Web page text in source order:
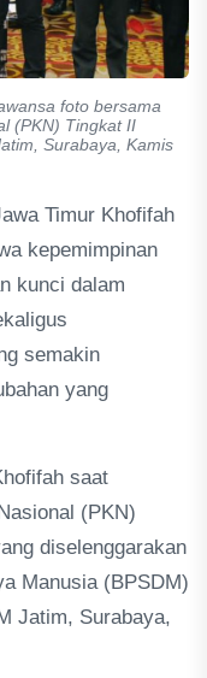
foto bersama
(PKN) Tingkat II
Surabaya, Kamis
Timur Khofifah
kepemimpinan
kunci dalam
semakin
yang
saat
(PKN)
diselenggarakan
Manusia (BPSDM)
Jatim, Surabaya,